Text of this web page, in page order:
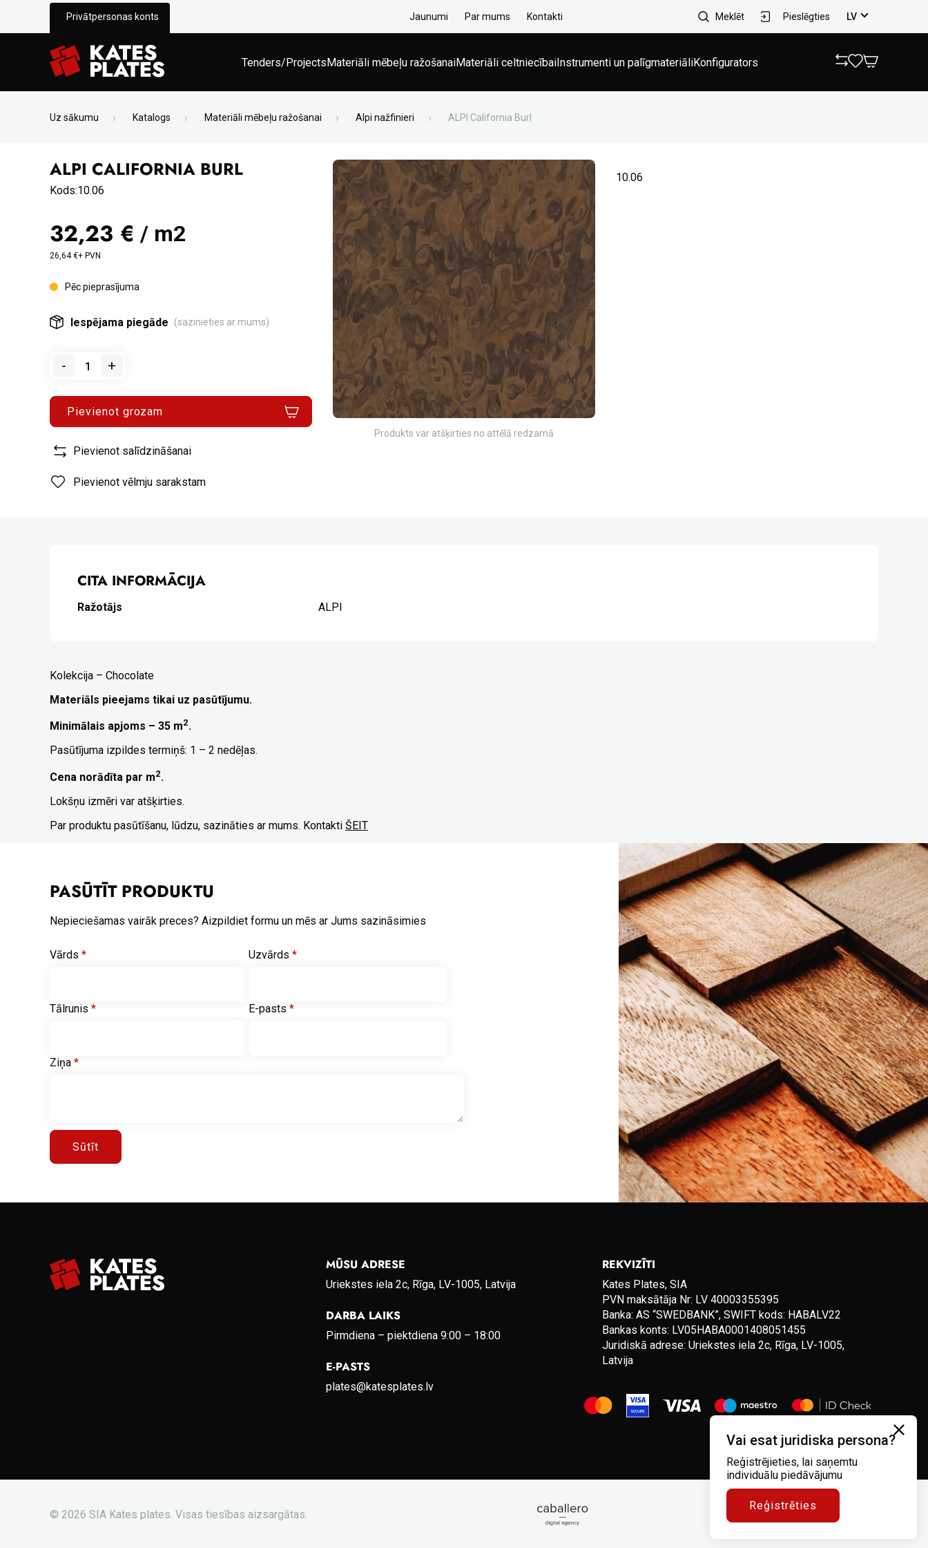
Privātpersonas konts Jaunumi Par mums Kontakti Meklēt Pieslēgties LV
Tenders/ProjectsMateriāli mēbeļu ražošanaiMateriāli celtniecībaiInstrumenti un palīgmateriāliKonfigurators
Uz sākumu Katalogs Materiāli mēbeļu ražošanai Alpi nažfinieri ALPI California Burl
ALPI CALIFORNIA BURL
Kods:10.06
32,23 € / m2
26,64 €+ PVN
Pēc pieprasījuma
Iespējama piegāde (sazinieties ar mums)
- +
Pievienot grozam
Pievienot salīdzināšanai
Pievienot vēlmju sarakstam
Produkts var atšķirties no attēlā redzamā
10.06
CITA INFORMĀCIJA
Ražotājs ALPI
Kolekcija – Chocolate
Materiāls pieejams tikai uz pasūtījumu.
Minimālais apjoms – 35 m2.
Pasūtījuma izpildes termiņš: 1 – 2 nedēļas.
Cena norādīta par m2.
Lokšņu izmēri var atšķirties.
Par produktu pasūtīšanu, lūdzu, sazināties ar mums. Kontakti ŠEIT
PASŪTĪT PRODUKTU
Nepieciešamas vairāk preces? Aizpildiet formu un mēs ar Jums sazināsimies
Vārds * Uzvārds *
Tālrunis * E-pasts *
Ziņa *
Sūtīt
MŪSU ADRESE
Uriekstes iela 2c, Rīga, LV-1005, Latvija
DARBA LAIKS
Pirmdiena – piektdiena 9:00 – 18:00
E-PASTS
plates@katesplates.lv
REKVIZĪTI
Kates Plates, SIA
PVN maksātāja Nr: LV 40003355395
Banka: AS “SWEDBANK”, SWIFT kods: HABALV22
Bankas konts: LV05HABA0001408051455
Juridiskā adrese: Uriekstes iela 2c, Rīga, LV-1005,
Latvija
© 2026 SIA Kates plates. Visas tiesības aizsargātas. Noteikumi
Vai esat juridiska persona?
Reģistrējieties, lai saņemtu
individuālu piedāvājumu
Reģistrēties